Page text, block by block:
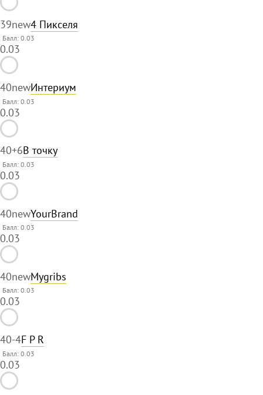
39new4 Пикселя
Балл: 0.03
0.03
40newИнтериум
Балл: 0.03
0.03
40+6В точку
Балл: 0.03
0.03
40newYourBrand
Балл: 0.03
0.03
40newMygribs
Балл: 0.03
0.03
40-4F P R
Балл: 0.03
0.03